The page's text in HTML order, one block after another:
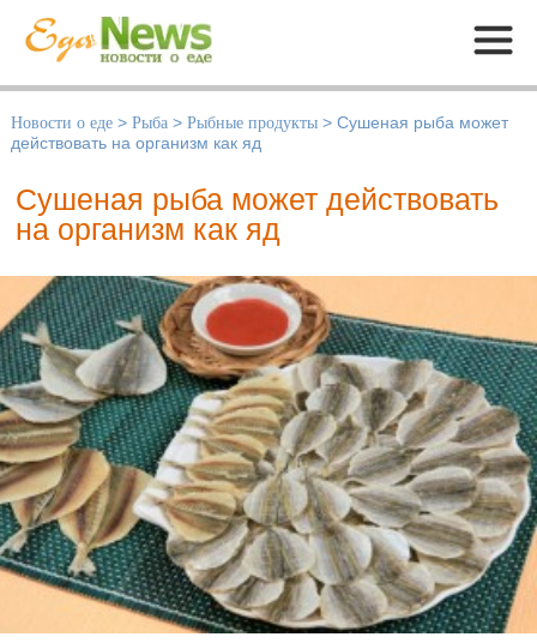
Меню
Новости о еде > Рыба > Рыбные продукты > Сушеная рыба может
действовать на организм как яд
Сушеная рыба может действовать
на организм как яд